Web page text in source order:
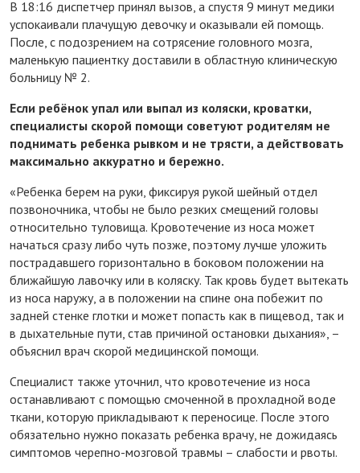
В 18:16 диспетчер принял вызов, а спустя 9 минут медики
успокаивали плачущую девочку и оказывали ей помощь.
После, с подозрением на сотрясение головного мозга,
маленькую пациентку доставили в областную клиническую
больницу № 2.
Если ребёнок упал или выпал из коляски, кроватки,
специалисты скорой помощи советуют родителям не
поднимать ребенка рывком и не трясти, а действовать
максимально аккуратно и бережно.
«Ребенка берем на руки, фиксируя рукой шейный отдел
позвоночника, чтобы не было резких смещений головы
относительно туловища. Кровотечение из носа может
начаться сразу либо чуть позже, поэтому лучше уложить
пострадавшего горизонтально в боковом положении на
ближайшую лавочку или в коляску. Так кровь будет вытекать
из носа наружу, а в положении на спине она побежит по
задней стенке глотки и может попасть как в пищевод, так и
в дыхательные пути, став причиной остановки дыхания», –
объяснил врач скорой медицинской помощи.
Специалист также уточнил, что кровотечение из носа
останавливают с помощью смоченной в прохладной воде
ткани, которую прикладывают к переносице. После этого
обязательно нужно показать ребенка врачу, не дожидаясь
симптомов черепно-мозговой травмы – слабости и рвоты.